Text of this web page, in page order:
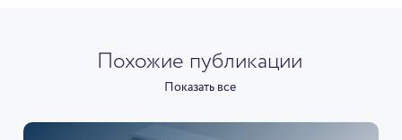
Похожие публикации
Показать все